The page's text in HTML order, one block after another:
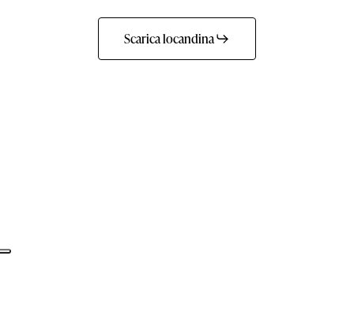
Scarica locandina